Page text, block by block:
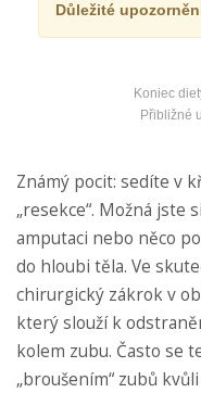
Důležité
Koniec
Přibližné
Známý pocit: sedíte v
„resekce“. Možná jste
amputaci nebo něco
do hloubi těla. Ve
chirurgický zákrok v
který slouží k
kolem zubu. Často se
„broušením“ zubů